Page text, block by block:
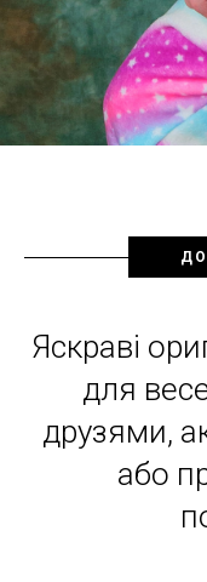
Яскраві
для
друзями,
або